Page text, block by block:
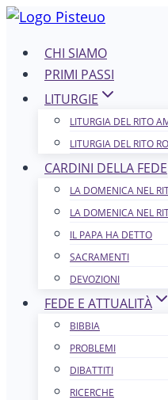
Salta
contenutoCHI SIAMO
PRIMI PASSI
LITURGIE
LITURGIA DEL RITO
LITURGIA DEL RITO
CARDINI DELLA FEDE
LA DOMENICA NEL
LA DOMENICA NEL
IL PAPA HA DETTO
SACRAMENTI
DEVOZIONI
FEDE E ATTUALITÀ
BIBBIA
PROBLEMI
DIBATTITI
RICERCHE